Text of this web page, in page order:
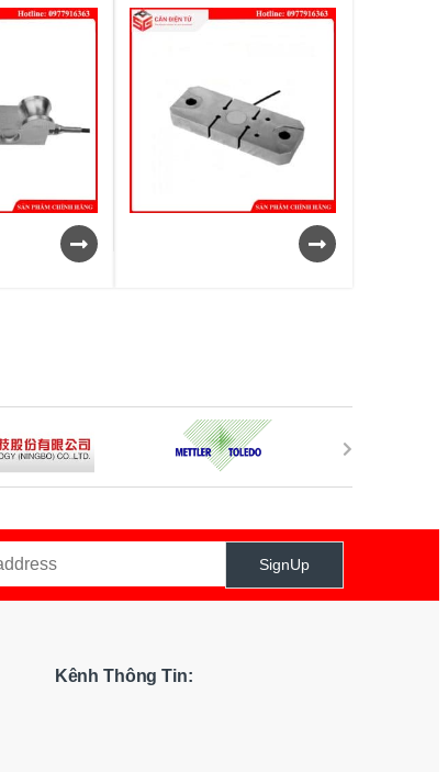
SignUp
Kênh Thông Tin: